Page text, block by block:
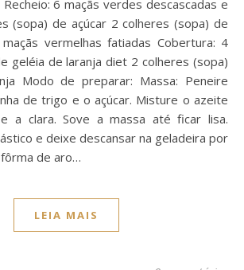
6 maçãs verdes descascadas e
(sopa) de açúcar 2 colheres (sopa) de
vermelhas fatiadas Cobertura: 4
geléia de laranja diet 2 colheres (sopa)
Modo de preparar: Massa: Peneire
de trigo e o açúcar. Misture o azeite
a clara. Sove a massa até ficar lisa.
e deixe descansar na geladeira por
de aro…
LEIA MAIS